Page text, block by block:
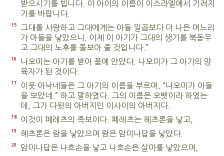
받으시기를 빕니다. 이 아이의 이름이 이스라엘에서 기려지
기를 바랍니다.
15
그대를 사랑하고 그대에게는 아들 일곱보다 더 나은 며느리
가 아들을 낳았으니, 이제 이 아기가 그대의 생기를 북돋우
고 그대의 노후를 돌보아 줄 것입니다.”
16
나오미는 아기를 받아 품에 안았다. 나오미가 그 아기의 양
육자가 된 것이다.
17
이웃 아낙네들은 그 아기의 이름을 부르며, “나오미가 아들
을 보았네.” 하고 말하였다. 그의 이름은 오벳이라 하였는
데, 그가 다윗의 아버지인 이사이의 아버지다.
18 이것이 페레츠의 족보이다. 페레츠는 헤츠론을 낳고,
19 헤츠론은 람을 낳았으며 람은 암미나답을 낳았다.
20 암미나답은 나흐손을 낳고 나흐손은 살마를 낳았으며,